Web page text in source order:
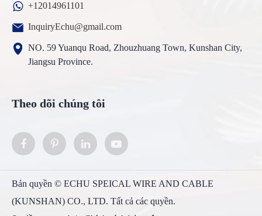
+12014961101
InquiryEchu@gmail.com
NO. 59 Yuanqu Road, Zhouzhuang Town, Kunshan City,
Jiangsu Province.
Theo dõi chúng tôi
Bản quyền © ECHU SPEICAL WIRE AND CABLE
(KUNSHAN) CO., LTD. Tất cả các quyền.